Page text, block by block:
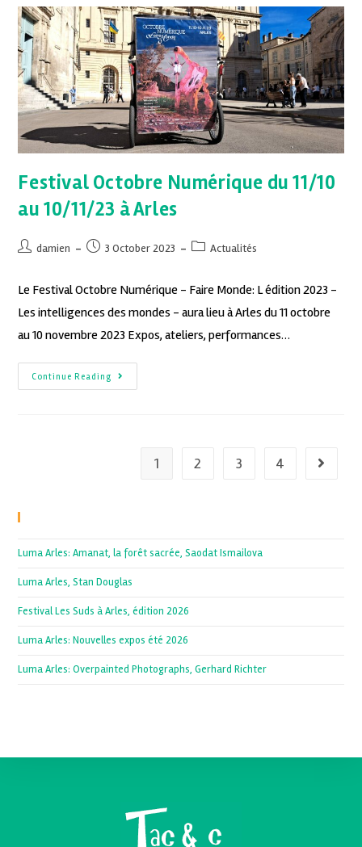
Festival Octobre Numérique du 11/10
au 10/11/23 à Arles
damien 3 October 2023 Actualités
Le Festival Octobre Numérique - Faire Monde: L édition 2023 -
Les intelligences des mondes - aura lieu à Arles du 11 octobre
au 10 novembre 2023 Expos, ateliers, performances…
Continue Reading
1 2 3 4
Luma Arles: Amanat, la forêt sacrée, Saodat Ismailova
Luma Arles, Stan Douglas
Festival Les Suds à Arles, édition 2026
Luma Arles: Nouvelles expos été 2026
Luma Arles: Overpainted Photographs, Gerhard Richter